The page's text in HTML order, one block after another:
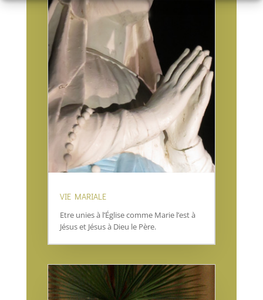
VIE MARIALE
Etre unies à l’Église comme Marie l’est à
Jésus et Jésus à Dieu le Père.